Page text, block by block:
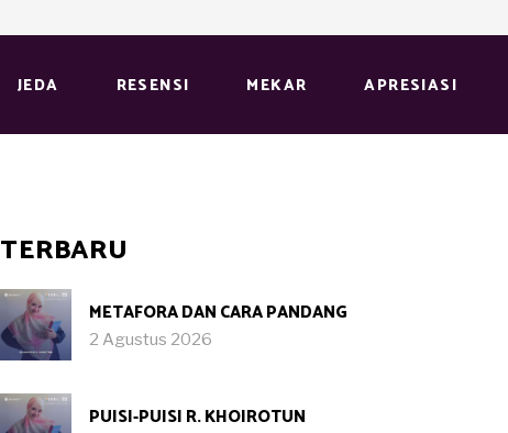
JEDA RESENSI MEKAR APRESIASI
TERBARU
METAFORA DAN CARA PANDANG
2 Agustus 2026
PUISI-PUISI R. KHOIROTUN